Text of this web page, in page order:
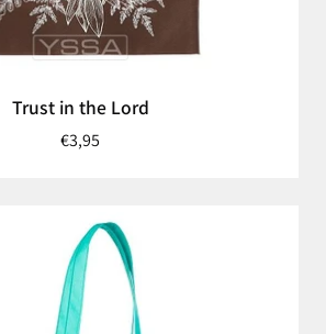
Trust in the Lord
€3,95